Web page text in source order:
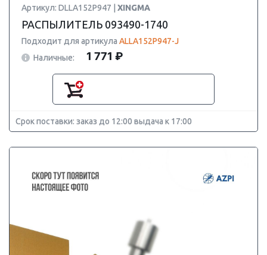
Артикул: DLLA152P947 | XINGMA
РАСПЫЛИТЕЛЬ 093490-1740
Подходит для артикула ALLA152P947-J
Наличные:
1 771 ₽
Срок поставки: заказ до 12:00 выдача к 17:00